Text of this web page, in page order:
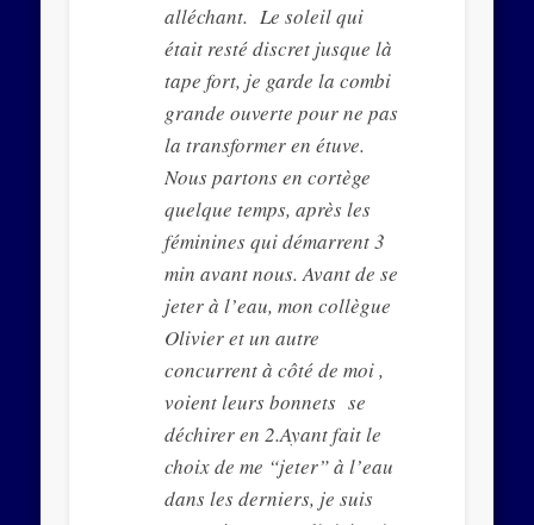
alléchant. Le soleil qui
était resté discret jusque là
tape fort, je garde la combi
grande ouverte pour ne pas
la transformer en étuve.
Nous partons en cortège
quelque temps, après les
féminines qui démarrent 3
min avant nous. Avant de se
jeter à l’eau, mon collègue
Olivier et un autre
concurrent à côté de moi ,
voient leurs bonnets se
déchirer en 2.Ayant fait le
choix de me “jeter” à l’eau
dans les derniers, je suis